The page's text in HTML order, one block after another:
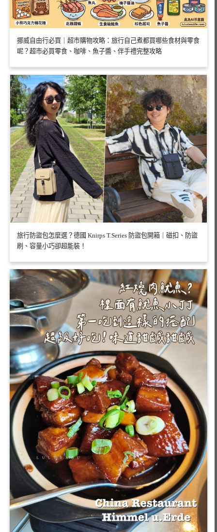
挪威自由行必買｜超市購物攻略：旅行自己煮都買哪些食材與零食
呢？超市必買零食、咖啡、魚子醬、伴手禮完整攻略
旅行防盜包怎麼選？德國 Knirps T.Series 防盜包開箱｜磁扣、防盜
刷、容量小巧卻超能裝！